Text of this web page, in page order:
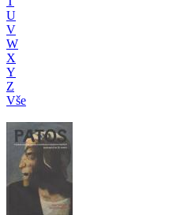
U
V
W
X
Y
Z
Vše